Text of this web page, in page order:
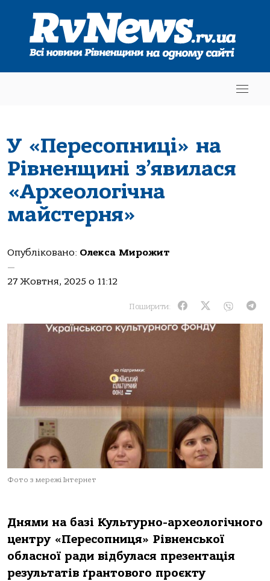
У «Пересопниці» на
Рівненщині з’явилася
«Археологічна
майстерня»
Опубліковано: Олекса Мирожит
—
27 Жовтня, 2025 о 11:12
Поширити:
Фото з мережі Інтернет
Днями на базі Культурно-археологічного
центру «Пересопниця» Рівненської
обласної ради відбулася презентація
результатів ґрантового проєкту